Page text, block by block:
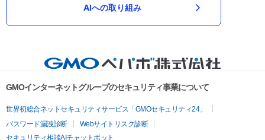
AIへの取り組み
GMOインターネットグループのセキュリティ事業について
世界初総合ネットセキュリティサービス「GMOセキュリティ24」
パスワード漏洩診断
Webサイトリスク診断
セキュリティ相談AIチャットボット